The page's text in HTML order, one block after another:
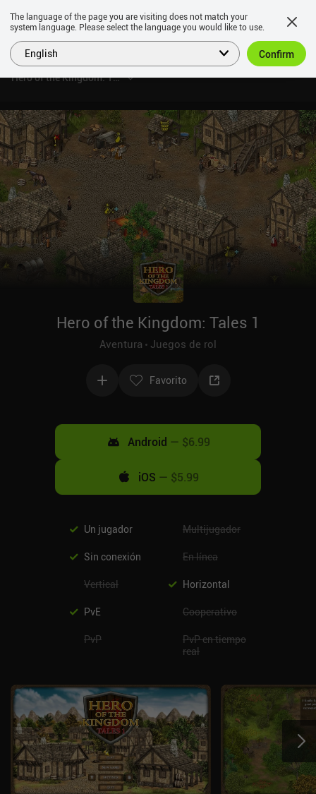
Hero of the Kingdom: Tales 1
Hero of the Kingdom: Tales 1
Aventura Juegos de rol
Favorito
Android — $6.99
iOS — $5.99
Un jugador Multijugador
Sin conexión En línea
Vertical Horizontal
PvE Cooperativo
PvP
PvP en tiempo
real
The language of the page you are visiting does not match your
system language. Please select the language you would like to use.
English Confirm